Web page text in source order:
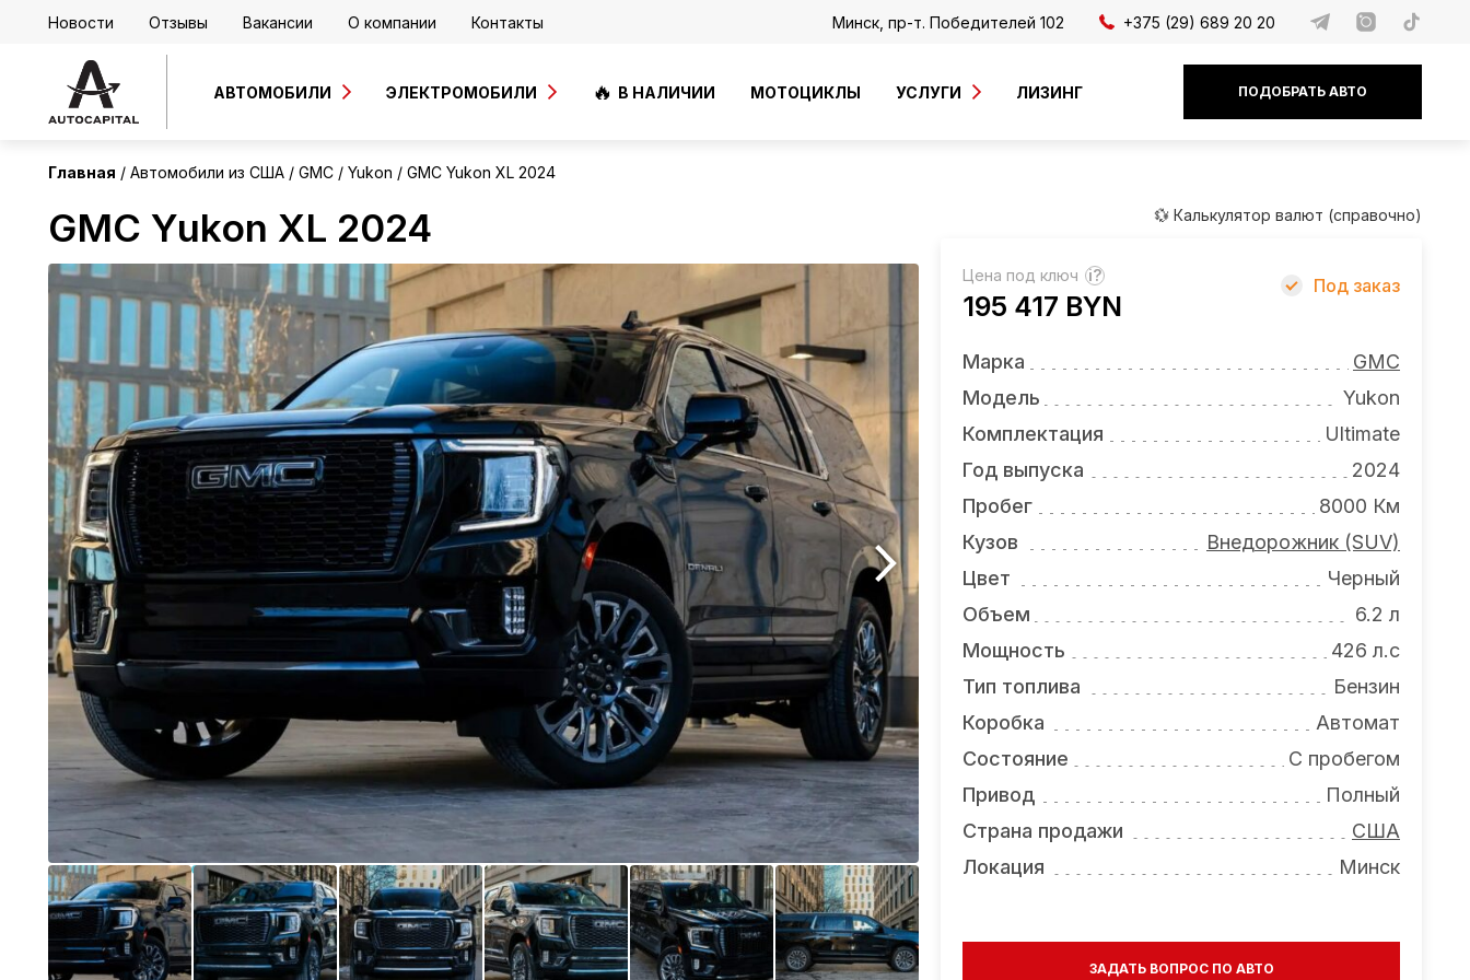
Новости Отзывы Вакансии О компании Контакты Минск, пр-т. Победителей 102 +375 (29) 689 20 20
АВТОМОБИЛИ ЭЛЕКТРОМОБИЛИ В НАЛИЧИИ МОТОЦИКЛЫ УСЛУГИ ЛИЗИНГ ПОДОБРАТЬ АВТО
Главная Автомобили из США GMC Yukon GMC Yukon XL 2024
GMC Yukon XL 2024 💱 Калькулятор валют (справочно)
Цена под ключ ?
195 417 BYN
Под заказ
Марка
GMC
Модель
Yukon
Комплектация
Ultimate
Год выпуска
2024
Пробег
8000 Км
Кузов
Внедорожник (SUV)
Цвет
Черный
Объем
6.2 л
Мощность
426 л.с
Тип топлива
Бензин
Коробка
Автомат
Состояние
С пробегом
Привод
Полный
Страна продажи
США
Локация
Минск
ЗАДАТЬ ВОПРОС ПО АВТО